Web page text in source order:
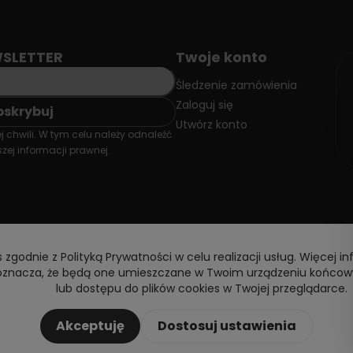
z Polityką Prywatności w celu realizacji usług. Więcej
że będą one umieszczane w Twoim urządzeniu
lub dostępu do plików cookies w Twojej przeglądarce.
Akceptuję Dostosuj ustawienia
chwili. W tym celu należy odnaleźć
informacji prawnej.
Twoje konto
Śledzenie zamówienia
Zaloguj się
Utwórz konto
Copyright © 2026 DoctorVape. All rights reserved